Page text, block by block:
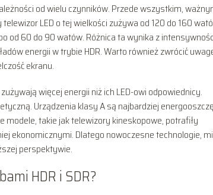
od wielu czynników. Przede wszystkim,
LED o tej wielkości zużywa od 120 do 160
od 60 do 90 watów. Różnica ta wynika z
energii w trybie HDR. Warto również zwrócić
ekranu.
więcej energii niż ich LED-owi odpowiednicy.
Urządzenia klasy A są najbardziej
modele, takie jak telewizory kineskopowe, potrafiły
ekonomicznymi. Dlatego nowoczesne technologie,
perspektywie.
HDR i SDR?